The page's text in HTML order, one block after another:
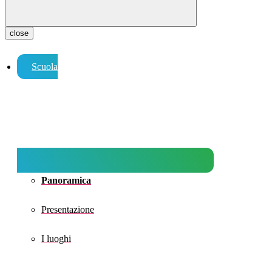
close
Scuola
Panoramica
Presentazione
I luoghi